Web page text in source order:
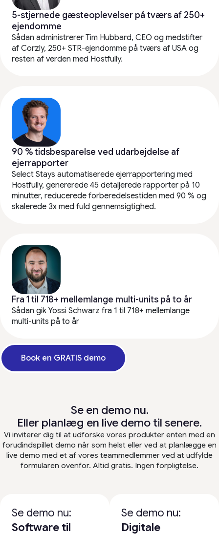
5-stjernede gæsteoplevelser på tværs af 250+
ejendomme
Sådan administrerer Tim Hubbard, CEO og medstifter
af Corzly, 250+ STR-ejendomme på tværs af USA og
resten af verden med Hostfully.
90 % tidsbesparelse ved udarbejdelse af
ejerrapporter
Select Stays automatiserede ejerrapportering med
Hostfully, genererede 45 detaljerede rapporter på 10
minutter, reducerede forberedelsestiden med 90 % og
skalerede 3x med fuld gennemsigtighed.
Fra 1 til 718+ mellemlange multi-units på to år
Sådan gik Yossi Schwarz fra 1 til 718+ mellemlange
multi-units på to år
Book en GRATIS demo
Se en demo nu.
Eller planlæg en live demo til senere.
Vi inviterer dig til at udforske vores produkter enten med en
forudindspillet demo når som helst eller ved at planlægge en
live demo med et af vores teammedlemmer ved at udfylde
formularen ovenfor. Altid gratis. Ingen forpligtelse.
Se demo nu:
Software til
Se demo nu:
Digitale